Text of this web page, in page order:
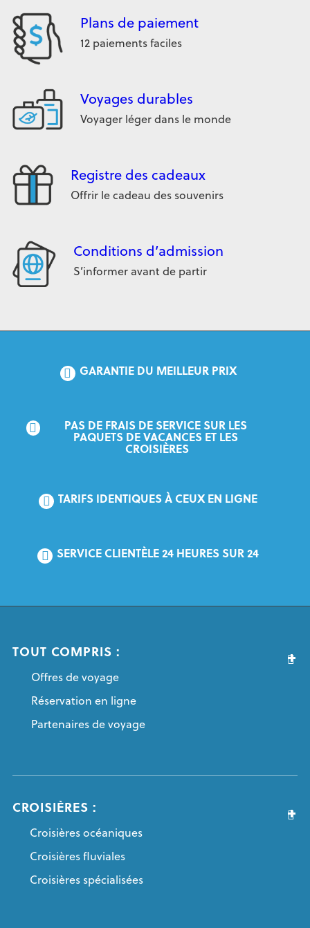
Plans de paiement
12 paiements faciles
Voyages durables
Voyager léger dans le monde
Registre des cadeaux
Offrir le cadeau des souvenirs
Conditions d’admission
S’informer avant de partir
GARANTIE DU MEILLEUR PRIX
PAS DE FRAIS DE SERVICE SUR LES
PAQUETS DE VACANCES ET LES
CROISIÈRES
TARIFS IDENTIQUES À CEUX EN LIGNE
SERVICE CLIENTÈLE 24 HEURES SUR 24
TOUT COMPRIS :
Offres de voyage
Réservation en ligne
Partenaires de voyage
CROISIÈRES :
Croisières océaniques
Croisières fluviales
Croisières spécialisées